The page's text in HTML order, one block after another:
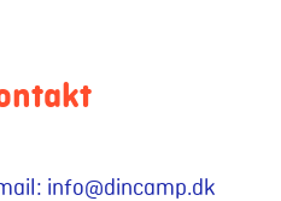
info@dincamp.dk